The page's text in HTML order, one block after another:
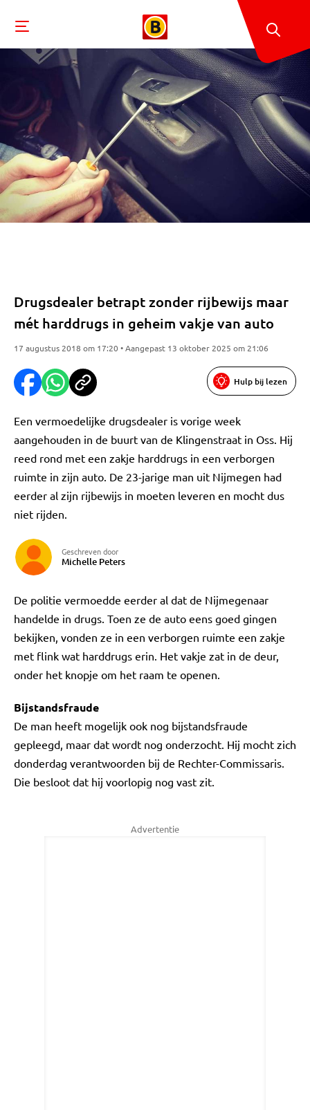
Drugsdealer betrapt zonder rijbewijs maar
mét harddrugs in geheim vakje van auto
17 augustus 2018 om 17:20 • Aangepast 13 oktober 2025 om 21:06
Hulp bij lezen
Een vermoedelijke drugsdealer is vorige week
aangehouden in de buurt van de Klingenstraat in Oss. Hij
reed rond met een zakje harddrugs in een verborgen
ruimte in zijn auto. De 23-jarige man uit Nijmegen had
eerder al zijn rijbewijs in moeten leveren en mocht dus
niet rijden.
Geschreven door
Michelle Peters
De politie vermoedde eerder al dat de Nijmegenaar
handelde in drugs. Toen ze de auto eens goed gingen
bekijken, vonden ze in een verborgen ruimte een zakje
met flink wat harddrugs erin. Het vakje zat in de deur,
onder het knopje om het raam te openen.
Bijstandsfraude
De man heeft mogelijk ook nog bijstandsfraude
gepleegd, maar dat wordt nog onderzocht. Hij mocht zich
donderdag verantwoorden bij de Rechter-Commissaris.
Die besloot dat hij voorlopig nog vast zit.
Advertentie